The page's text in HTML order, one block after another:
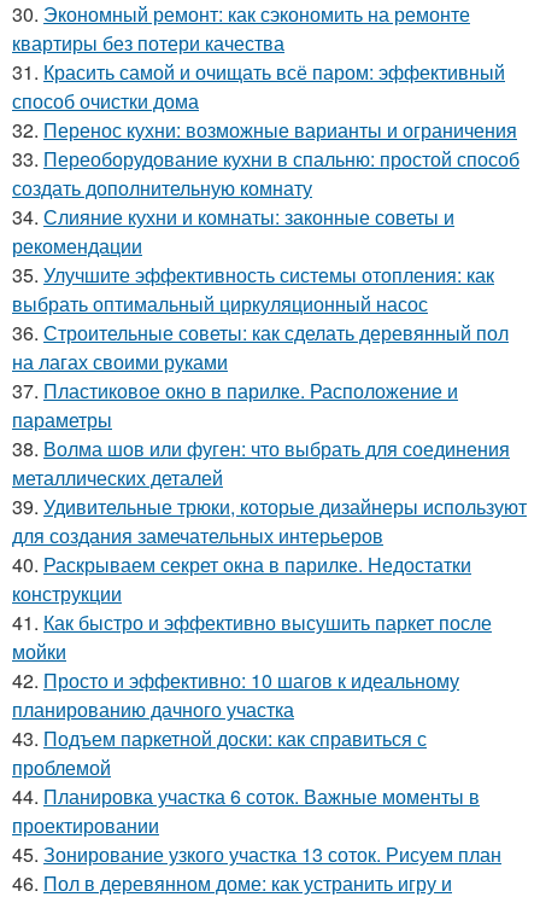
30. Экономный ремонт: как сэкономить на ремонте
квартиры без потери качества
31. Красить самой и очищать всё паром: эффективный
способ очистки дома
32. Перенос кухни: возможные варианты и ограничения
33. Переоборудование кухни в спальню: простой способ
создать дополнительную комнату
34. Слияние кухни и комнаты: законные советы и
рекомендации
35. Улучшите эффективность системы отопления: как
выбрать оптимальный циркуляционный насос
36. Строительные советы: как сделать деревянный пол
на лагах своими руками
37. Пластиковое окно в парилке. Расположение и
параметры
38. Волма шов или фуген: что выбрать для соединения
металлических деталей
39. Удивительные трюки, которые дизайнеры используют
для создания замечательных интерьеров
40. Раскрываем секрет окна в парилке. Недостатки
конструкции
41. Как быстро и эффективно высушить паркет после
мойки
42. Просто и эффективно: 10 шагов к идеальному
планированию дачного участка
43. Подъем паркетной доски: как справиться с
проблемой
44. Планировка участка 6 соток. Важные моменты в
проектировании
45. Зонирование узкого участка 13 соток. Рисуем план
46. Пол в деревянном доме: как устранить игру и